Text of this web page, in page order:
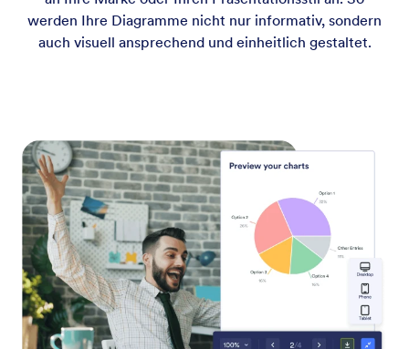
werden Ihre Diagramme nicht nur informativ, sondern
auch visuell ansprechend und einheitlich gestaltet.